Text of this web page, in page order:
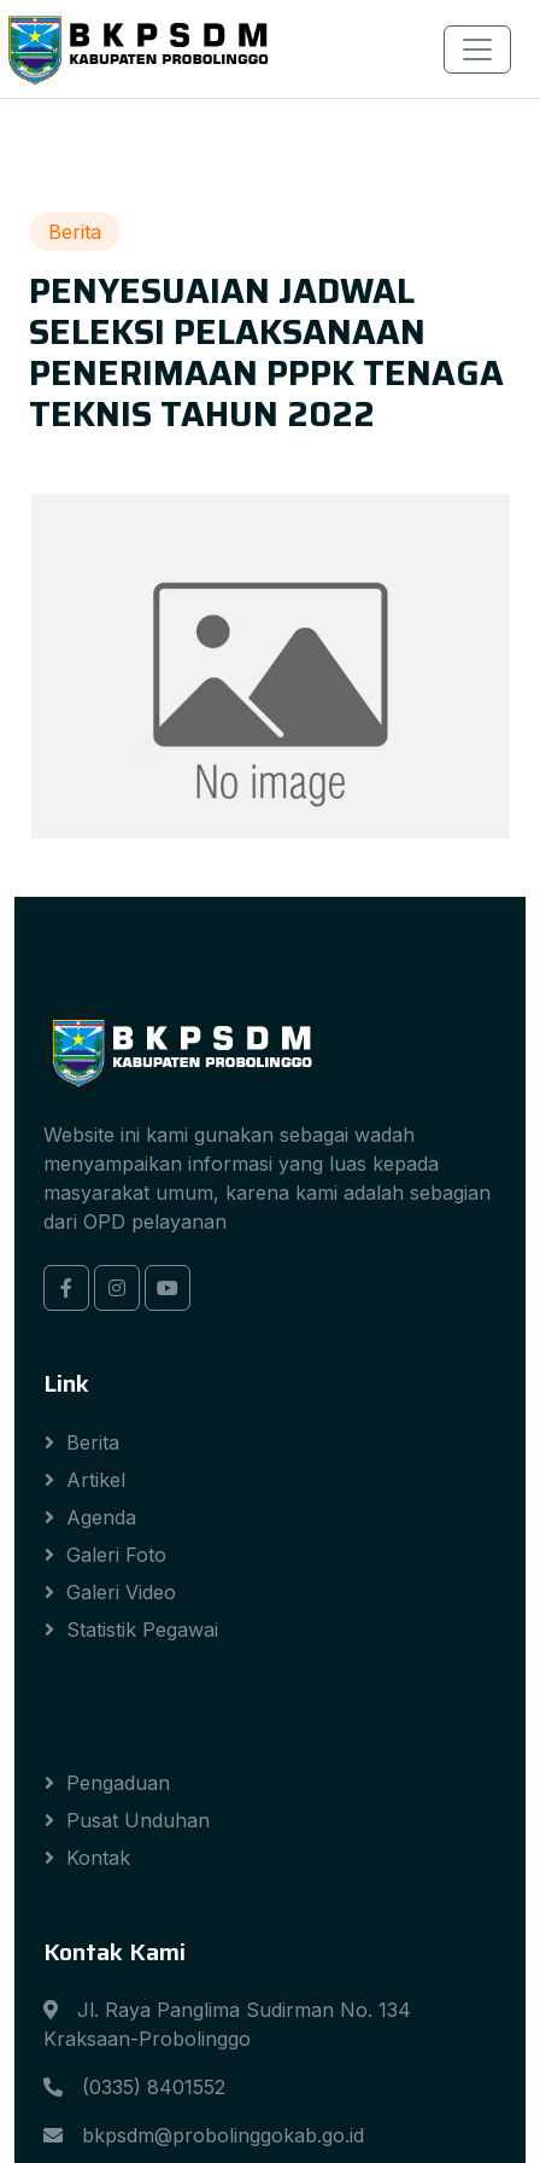
Berita
PENYESUAIAN JADWAL
SELEKSI PELAKSANAAN
PENERIMAAN PPPK TENAGA
TEKNIS TAHUN 2022
Website ini kami gunakan sebagai wadah
menyampaikan informasi yang luas kepada
masyarakat umum, karena kami adalah sebagian
dari OPD pelayanan
Link
Berita
Artikel
Agenda
Galeri Foto
Galeri Video
Statistik Pegawai
Pengaduan
Pusat Unduhan
Kontak
Kontak Kami
Jl. Raya Panglima Sudirman No. 134
Kraksaan-Probolinggo
(0335) 8401552
bkpsdm@probolinggokab.go.id